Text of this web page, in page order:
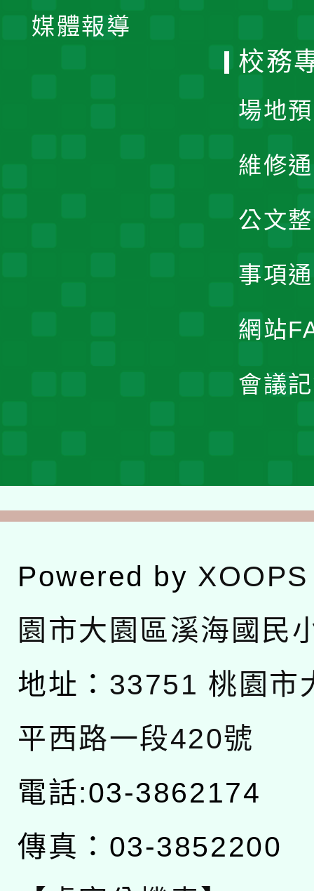
媒體報導
校務
場地
維修
公文
事項
網站
會議
Powered by XOOPS
園市大園區溪海國民
地址： 33751 桃園市
平西路一段420號
電話:03-3862174
傳真：03-3852200